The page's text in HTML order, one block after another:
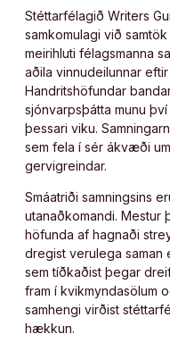
Stéttarfélagið Writers
samkomulagi við
meirihluti félagsmanna
aðila vinnudeilunnar
Handritshöfundar
sjónvarpsþátta munu
þessari viku.
sem fela í sér ákvæði
gervigreindar.
Smáatriði samningsins
utanaðkomandi. Mestur
höfunda af hagnaði
dregist verulega saman
sem tíðkaðist þegar
fram í kvikmyndasölum
samhengi virðist
hækkun.